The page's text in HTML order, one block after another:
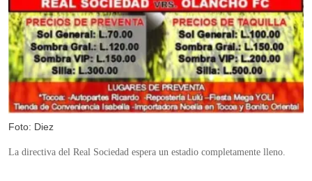
Foto: Diez
La directiva del Real Sociedad espera un estadio completamente lleno.